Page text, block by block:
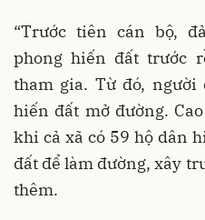
“Trước tiên cán bộ,
phong hiến đất trước
tham gia. Từ đó,
hiến đất mở đường.
khi cả xã có 59 hộ dân
đất để làm đường, xây
thêm.